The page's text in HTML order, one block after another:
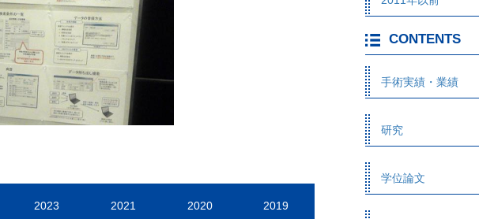
2023 2021 2020 2019
CONTENTS
手術実績・業績
研究
学位論文